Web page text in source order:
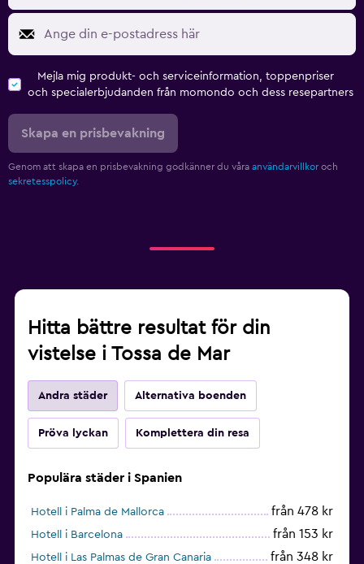
Mejla mig produkt- och serviceinformation, toppenpriser
och specialerbjudanden från momondo och dess resepartners
Skapa en prisbevakning
Genom att skapa en prisbevakning godkänner du våra användarvillkor och
sekretesspolicy.
Hitta bättre resultat för din
vistelse i Tossa de Mar
Andra städer Alternativa boenden
Pröva lyckan Komplettera din resa
Populära städer i Spanien
Hotell i Palma de Mallorca från 478 kr
Hotell i Barcelona från 153 kr
Hotell i Las Palmas de Gran Canaria från 348 kr